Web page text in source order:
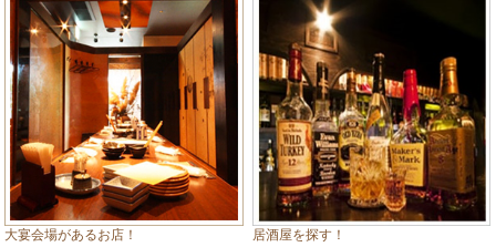
大宴会場があるお店！ 居酒屋を探す！